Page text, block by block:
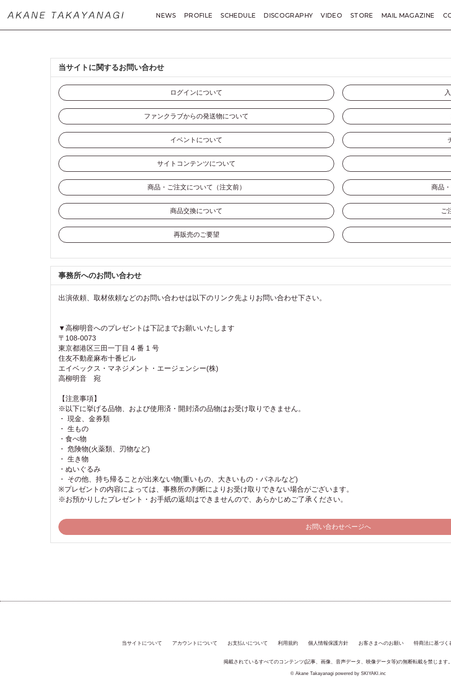
NEWS PROFILE SCHEDULE DISCOGRAPHY VIDEO STORE MAIL MAGAZINE
当サイトに関するお問い合わせ
ログインについて
ファンクラブからの発送物について
イベントについて
サイトコンテンツについて
商品・ご注文について（注文前） 商品
商品交換について ご
再販売のご要望
事務所へのお問い合わせ
出演依頼、取材依頼などのお問い合わせは以下のリンク先よりお問い合わせ下さい。
▼高柳明音へのプレゼントは下記までお願いいたします
〒108-0073
東京都港区三田一丁目 4 番 1 号
住友不動産麻布十番ビル
エイベックス・マネジメント・エージェンシー(株)
高柳明音 宛
【注意事項】
※以下に挙げる品物、および使用済・開封済の品物はお受け取りできません。
・ 現金、金券類
・ 生もの
・食べ物
・ 危険物(火薬類、刃物など)
・ 生き物
・ぬいぐるみ
・ その他、持ち帰ることが出来ない物(重いもの、大きいもの・パネルなど)
※プレゼントの内容によっては、事務所の判断によりお受け取りできない場合がございます。
※お預かりしたプレゼント・お手紙の返却はできませんので、あらかじめご了承ください。
お問い合わせページへ
当サイトについて アカウントについて お支払いについて 利用規約 個人情報保護方針 お客さまへのお願い 特商法に基づく
掲載されているすべてのコンテンツ(記事、画像、音声データ、映像データ等)の無断転載を禁じます。
© Akane Takayanagi powered by SKIYAKI.inc